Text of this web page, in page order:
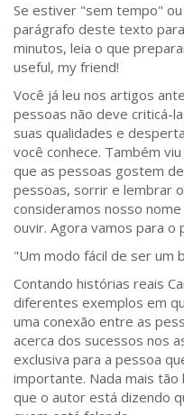
Se estiver "sem tempo"
parágrafo deste texto
minutos, leia o que
useful, my friend!
Você já leu nos artigos
pessoas não deve criticá-
suas qualidades e
você conhece. Também
que as pessoas gostem
pessoas, sorrir e lembrar
consideramos nosso
ouvir. Agora vamos para o
"Um modo fácil de ser um
Contando histórias reais
diferentes exemplos em
uma conexão entre as
acerca dos sucessos nos
exclusiva para a pessoa
importante. Nada mais
que o autor está dizendo